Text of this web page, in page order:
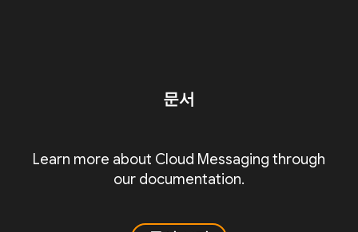
문서
Learn more about Cloud Messaging through
our documentation.